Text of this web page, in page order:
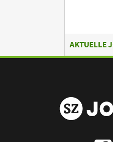
AKTUELLE